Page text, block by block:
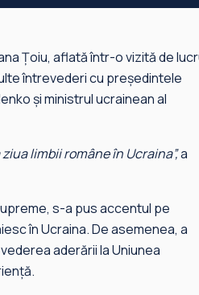
Țoiu, aflată într-o vizită de
întrevederi cu președintele
și ministrul ucrainean al
limbii române în Ucraina”,a
s-a pus accentul pe
în Ucraina. De asemenea, a
aderării la Uniunea